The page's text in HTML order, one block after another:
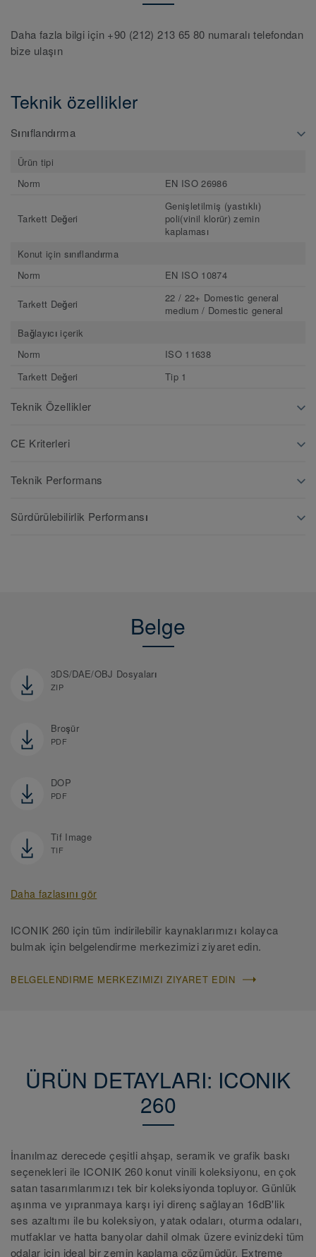
Daha fazla bilgi için +90 (212) 213 65 80 numaralı telefondan
bize ulaşın
Teknik özellikler
Sınıflandırma
Ürün tipi
Norm
EN ISO 26986
Tarkett Değeri
Genişletilmiş (yastıklı)
poli(vinil klorür) zemin
kaplaması
Konut için sınıflandırma
Norm
EN ISO 10874
Tarkett Değeri
22 / 22+ Domestic general
medium / Domestic general
Bağlayıcı içerik
Norm
ISO 11638
Tarkett Değeri
Tip 1
Teknik Özellikler
CE Kriterleri
Teknik Performans
Sürdürülebilirlik Performansı
Belge
3DS/DAE/OBJ Dosyaları
ZIP
Broşür
PDF
DOP
PDF
Tif Image
TIF
Daha fazlasını gör
ICONIK 260 için tüm indirilebilir kaynaklarımızı kolayca
bulmak için belgelendirme merkezimizi ziyaret edin.
BELGELENDIRME MERKEZIMIZI ZIYARET EDIN
ÜRÜN DETAYLARI: ICONIK
260
İnanılmaz derecede çeşitli ahşap, seramik ve grafik baskı
seçenekleri ile ICONIK 260 konut vinili koleksiyonu, en çok
satan tasarımlarımızı tek bir koleksiyonda topluyor. Günlük
aşınma ve yıpranmaya karşı iyi direnç sağlayan 16dB'lik
ses azaltımı ile bu koleksiyon, yatak odaları, oturma odaları,
mutfaklar ve hatta banyolar dahil olmak üzere evinizdeki tüm
odalar için ideal bir zemin kaplama çözümüdür. Extreme